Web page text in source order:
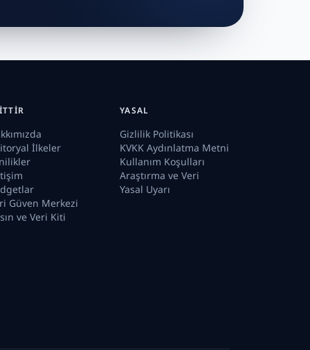
İlkeler
Güven Merkezi
ve Veri Kiti
YASAL
Gizlilik Politikası
KVKK Aydınlatma Metni
Kullanım Koşulları
Araştırma ve Veri
Yasal Uyarı